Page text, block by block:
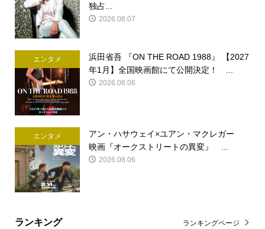
独占...
2026.08.07
エンタメ
浜田省吾 『ON THE ROAD 1988』 【2027
年1月】全国映画館にて公開決定！ ...
2026.08.06
エンタメ
アン・ハサウェイ×ユアン・マクレガー
映画『オークストリートの異変』 ...
2026.08.06
ランキング ランキングページ